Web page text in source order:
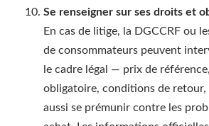
Se renseigner sur ses droits et
En cas de litige, la DGCCRF ou
de consommateurs peuvent
le cadre légal — prix de
obligatoire, conditions de retour,
aussi se prémunir contre les